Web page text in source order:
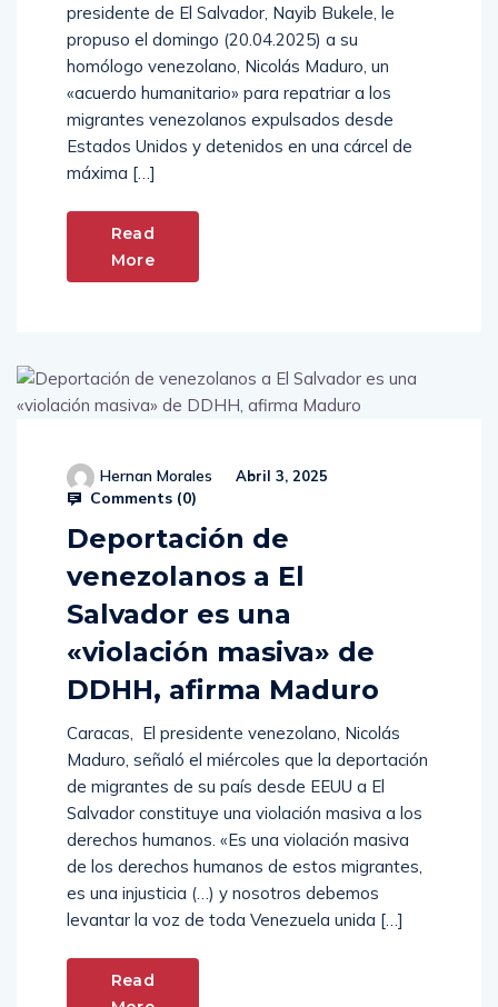
presidente de El Salvador, Nayib Bukele, le
propuso el domingo (20.04.2025) a su
homólogo venezolano, Nicolás Maduro, un
«acuerdo humanitario» para repatriar a los
migrantes venezolanos expulsados desde
Estados Unidos y detenidos en una cárcel de
máxima […]
Read
More
Hernan Morales Abril 3, 2025
Comments (0)
Deportación de
venezolanos a El
Salvador es una
«violación masiva» de
DDHH, afirma Maduro
Caracas, El presidente venezolano, Nicolás
Maduro, señaló el miércoles que la deportación
de migrantes de su país desde EEUU a El
Salvador constituye una violación masiva a los
derechos humanos. «Es una violación masiva
de los derechos humanos de estos migrantes,
es una injusticia (…) y nosotros debemos
levantar la voz de toda Venezuela unida […]
Read